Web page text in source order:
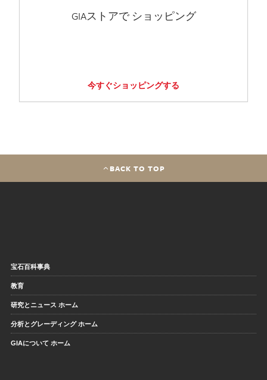
GIAストアで ショッピング
今すぐショッピングする
BACK TO TOP
宝石百科事典
教育
研究とニュース ホーム
分析とグレーディング ホーム
GIAについて ホーム